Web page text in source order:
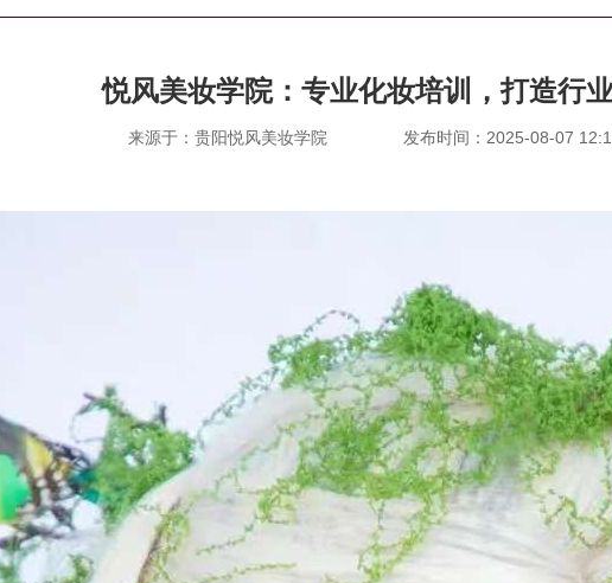
悦风美妆学院：专业化妆培训，打造行
来源于：贵阳悦风美妆学院 发布时间：2025-08-07